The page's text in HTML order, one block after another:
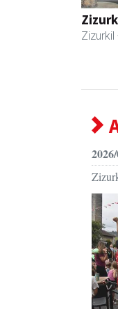
Zizurkil